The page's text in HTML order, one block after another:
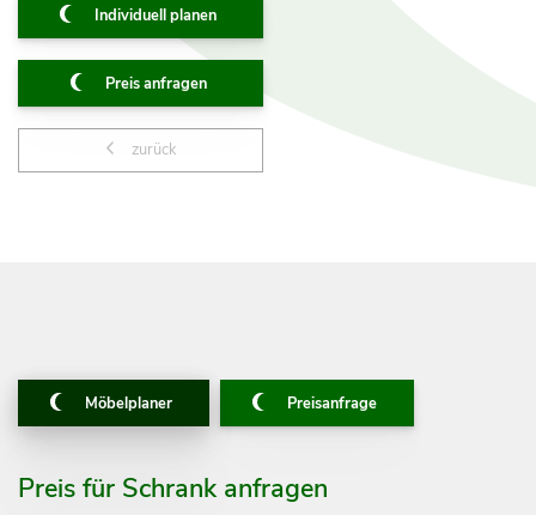
Individuell planen
Preis anfragen
zurück
Möbelplaner Preisanfrage
Preis für Schrank anfragen